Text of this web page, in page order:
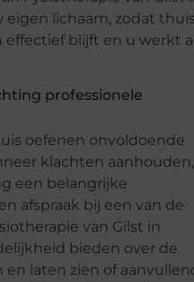
eigen lichaam, zodat
effectief blijft en u werkt
professionele
oefenen onvoldoende
klachten
een belangrijke
afspraak bij een van de
van Gilst in
bieden over de
en laten zien of